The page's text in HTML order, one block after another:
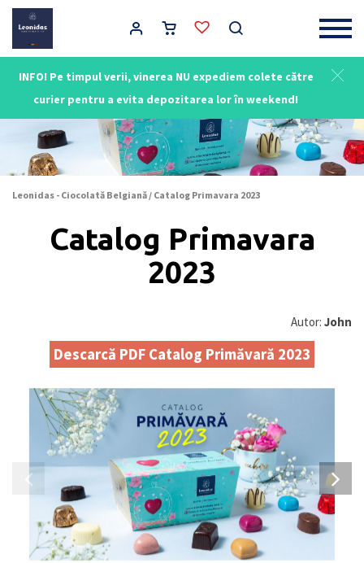
INFO! Pe timpul verii, vinerea NU expediem colete către
curier pentru a evita depozitarea lor în weekend!
Main Navigation
Leonidas - Ciocolată Belgiană / Catalog Primavara 2023
Catalog Primavara
2023
Autor: John
Descarcă PDF Catalog Primăvară 2023